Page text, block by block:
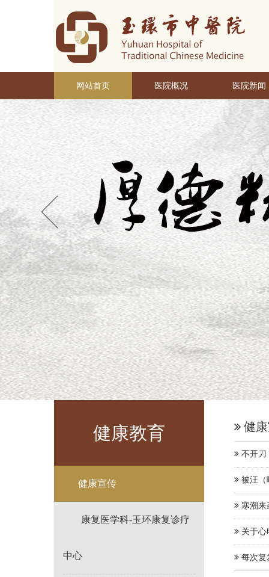
网站首页 医院概况 医院新闻
健康教育
健康宣传
康复医学科-玉环康复诊疗
中心
健
不开刀
被汪（
寒潮来
关于心
每次复